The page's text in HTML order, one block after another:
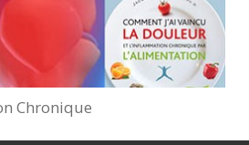
Chronique